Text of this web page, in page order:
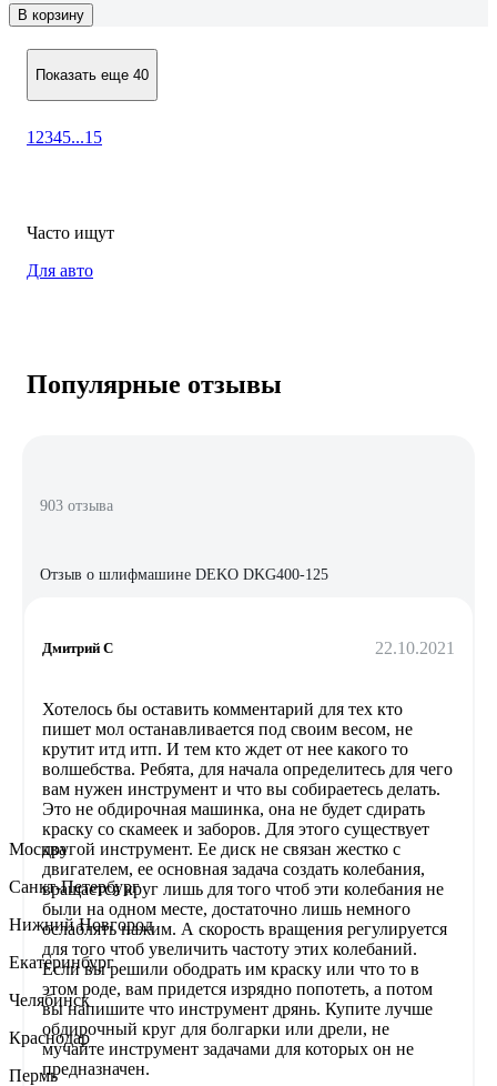
В корзину
Показать еще 40
1 2345...15
Часто ищут
Для авто
Популярные отзывы
903 отзыва
Отзыв о шлифмашине DEKO DKG400-125
Дмитрий С 22.10.2021
Хотелось бы оставить комментарий для тех кто
пишет мол останавливается под своим весом, не
крутит итд итп. И тем кто ждет от нее какого то
волшебства. Ребята, для начала определитесь для чего
вам нужен инструмент и что вы собираетесь делать.
Это не обдирочная машинка, она не будет сдирать
краску со скамеек и заборов. Для этого существует
другой инструмент. Ее диск не связан жестко с
двигателем, ее основная задача создать колебания,
вращается круг лишь для того чтоб эти колебания не
были на одном месте, достаточно лишь немного
ослаблять нажим. А скорость вращения регулируется
для того чтоб увеличить частоту этих колебаний.
Если вы решили ободрать им краску или что то в
этом роде, вам придется изрядно попотеть, а потом
вы напишите что инструмент дрянь. Купите лучше
обдирочный круг для болгарки или дрели, не
мучайте инструмент задачами для которых он не
предназначен.
Москва
Санкт-Петербург
Нижний Новгород
Екатеринбург
Челябинск
Краснодар
Пермь